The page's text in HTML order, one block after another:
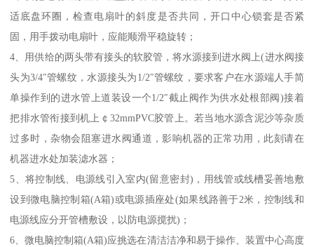
适底盘环圈，检查电扇叶的斜度是否共同，开口中心锁套是否紧
固，用手拨动电扇叶，应能顺滑平稳旋转；
4、用供给的两头带有接头的软胶管，将水源接到进水阀上(进水阀接
头为3/4″管螺纹，水源接头为1/2″管螺纹，要求客户在水源端人手简
单操作到的进水管上道装设一个1/2″截止阀作为供水处根部阀)接着
把排水管衔接到机上￠32mmPVC胶管上。若当地水源含泥沙等杂质
过多时，杂物会阻塞进水阀通道，影响机器的正常功用，此刻请在
机器进水处加装滤水器；
5、将控制线、电源线引入室内(留意密封)，用线管或线槽妥善地敷
设到微电脑控制箱(A箱)或电源插座处(如果线路善于2米，控制线和
电源线应分开管槽敷设，以防电源搅扰)；
6、微电脑控制箱(A箱)应挑选在清洁洁净和易于操作、装置中心高度